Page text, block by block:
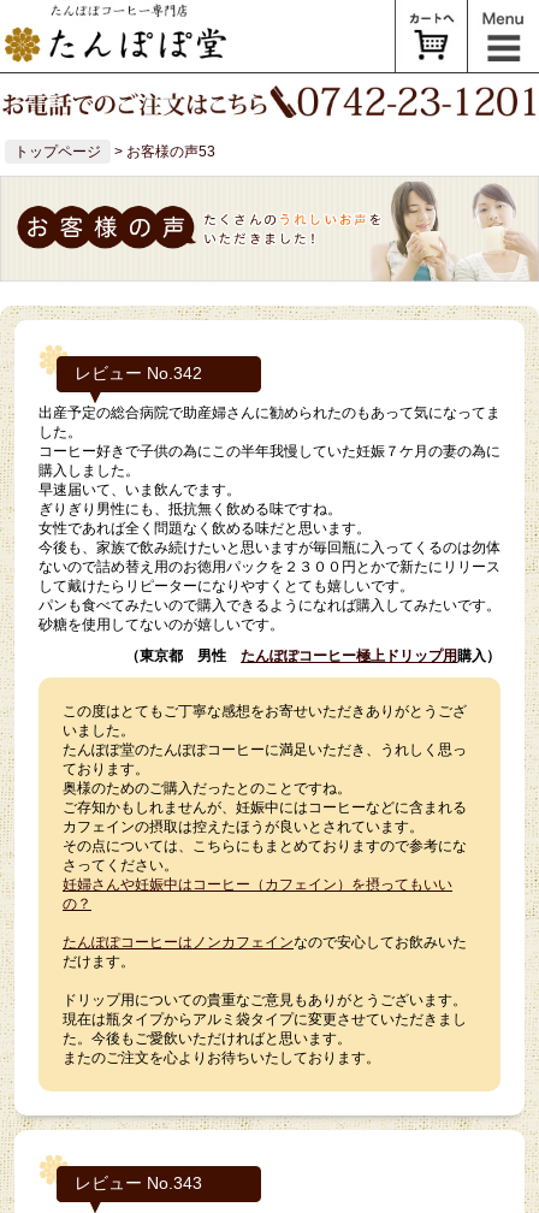
トップページ > お客様の声53
レビュー No.342
出産予定の総合病院で助産婦さんに勧められたのもあって気になってま
した。
コーヒー好きで子供の為にこの半年我慢していた妊娠７ケ月の妻の為に
購入しました。
早速届いて、いま飲んでます。
ぎりぎり男性にも、抵抗無く飲める味ですね。
女性であれば全く問題なく飲める味だと思います。
今後も、家族で飲み続けたいと思いますが毎回瓶に入ってくるのは勿体
ないので詰め替え用のお徳用パックを２３００円とかで新たにリリース
して戴けたらリピーターになりやすくとても嬉しいです。
パンも食べてみたいので購入できるようになれば購入してみたいです。
砂糖を使用してないのが嬉しいです。
（東京都 男性 たんぽぽコーヒー極上ドリップ用購入）
この度はとてもご丁寧な感想をお寄せいただきありがとうござ
いました。
たんぽぽ堂のたんぽぽコーヒーに満足いただき、うれしく思っ
ております。
奥様のためのご購入だったとのことですね。
ご存知かもしれませんが、妊娠中にはコーヒーなどに含まれる
カフェインの摂取は控えたほうが良いとされています。
その点については、こちらにもまとめておりますので参考にな
さってください。
妊婦さんや妊娠中はコーヒー（カフェイン）を摂ってもいい
の？
たんぽぽコーヒーはノンカフェインなので安心してお飲みいた
だけます。
ドリップ用についての貴重なご意見もありがとうございます。
現在は瓶タイプからアルミ袋タイプに変更させていただきまし
た。今後もご愛飲いただければと思います。
またのご注文を心よりお待ちいたしております。
レビュー No.343